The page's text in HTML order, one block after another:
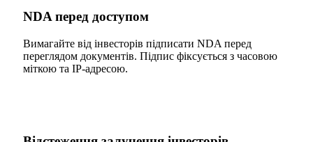
NDA перед доступом
Вимагайте від інвесторів підписати NDA перед
переглядом документів. Підпис фіксується з часовою
міткою та IP-адресою.